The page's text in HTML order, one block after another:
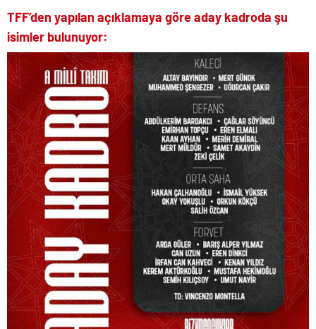
TFF’den yapılan açıklamaya göre aday kadroda şu
isimler bulunuyor: